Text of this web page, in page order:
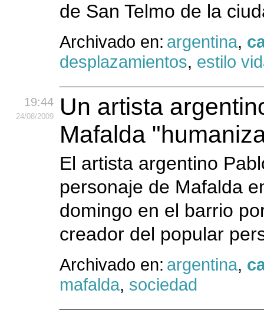
de San Telmo de la
Archivado en: argentina,
desplazamientos, estilo
19:44
24/08/2009
Un artista
Mafalda
El artista argentino
personaje de Mafalda
domingo en el barrio
creador del popular
Archivado en: argentina,
mafalda, sociedad